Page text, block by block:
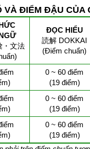
VÀ ĐIỂM ĐẬU CỦA
・文法
ĐỌC HIỂU
読解 DOKKAI
(Điểm chuẩn)
0 ~ 60 điểm
(19 điểm)
0 ~ 60 điểm
(19 điểm)
0 ~ 60 điểm
(19 điểm)